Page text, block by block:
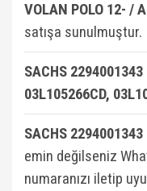
VOLAN POLO 12- /
satışa sunulmuştur.
SACHS 2294001343
03L105266CD,
SACHS 2294001343
emin değilseniz
numaranızı iletip